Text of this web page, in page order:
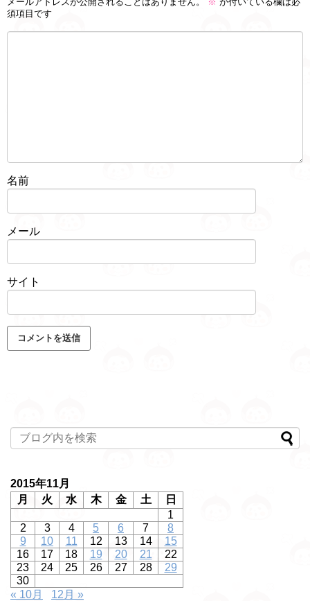
須項目です
名前
メール
サイト
2015年11月
月
火 水 木 金 土
日
1
2
3 4 5 6 7
8
9
10 11 12 13 14
15
16
17 18 19 20 21
22
23
24 25 26 27 28
29
30
« 10月
12月 »